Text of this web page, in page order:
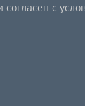
согласен с